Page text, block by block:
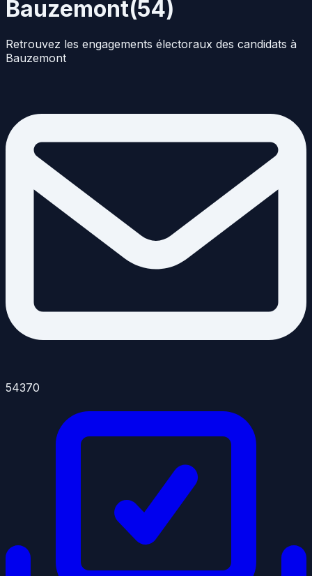
Bauzemont(54)
Retrouvez les engagements électoraux des candidats à
Bauzemont
54370